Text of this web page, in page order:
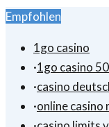
Empfohlen
1go casino
·1go casino
·casino
·online casino